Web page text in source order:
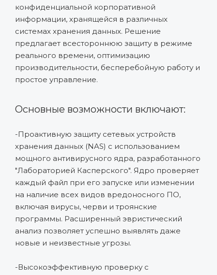
конфиденциальной корпоративной
информации, хранящейся в различных
системах хранения данных. Решение
предлагает всестороннюю защиту в режиме
реального времени, оптимизацию
производительности, бесперебойную работу и
простое управление.
Основные возможности включают:
-Проактивную защиту сетевых устройств
хранения данных (NAS) с использованием
мощного антивирусного ядра, разработанного
"Лабораторией Касперского". Ядро проверяет
каждый файл при его запуске или изменении
на наличие всех видов вредоносного ПО,
включая вирусы, черви и троянские
программы. Расширенный эвристический
анализ позволяет успешно выявлять даже
новые и неизвестные угрозы.
-Высокоэффективную проверку с